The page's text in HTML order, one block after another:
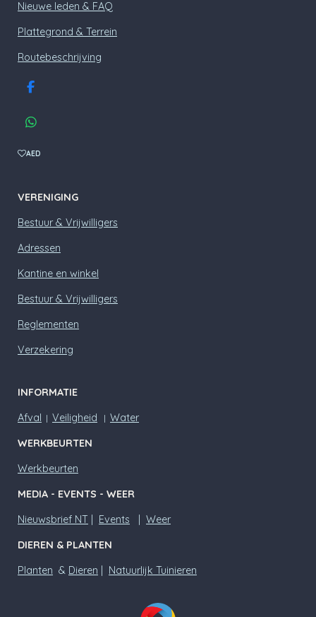
Nieuwe leden & FAQ
Plattegrond & Terrein
Routebeschrijving
F
c
e
o
W
a
A
p
p
AED
VERENIGING
Bestuur & Vrijwilligers
Adressen
Kantine en winkel
Bestuur & Vrijwilligers
Reglementen
Verzekering
INFORMATIE
Afval | Veiligheid | Water
WERKBEURTEN
Werkbeurten
MEDIA - EVENTS - WEER
Nieuwsbrief NT
Events
Weer
DIEREN & PLANTEN
Planten & Dieren Natuurlijk Tuinieren